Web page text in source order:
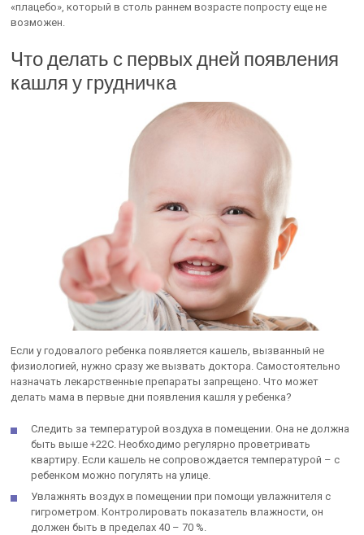
«плацебо», который в столь раннем возрасте попросту еще не
возможен.
Что делать с первых дней появления
кашля у грудничка
Если у годовалого ребенка появляется кашель, вызванный не
физиологией, нужно сразу же вызвать доктора. Самостоятельно
назначать лекарственные препараты запрещено. Что может
делать мама в первые дни появления кашля у ребенка?
Следить за температурой воздуха в помещении. Она не должна
быть выше +22С. Необходимо регулярно проветривать
квартиру. Если кашель не сопровождается температурой – с
ребенком можно погулять на улице.
Увлажнять воздух в помещении при помощи увлажнителя с
гигрометром. Контролировать показатель влажности, он
должен быть в пределах 40 – 70 %.